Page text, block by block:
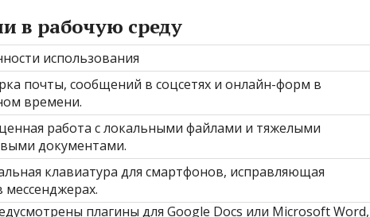
в рабочую среду
использования
почты, сообщений в соцсетях и онлайн-форм в
времени.
работа с локальными файлами и тяжелыми
документами.
клавиатура для смартфонов, исправляющая
мессенджерах.
плагины для Google Docs или Microsoft Word,